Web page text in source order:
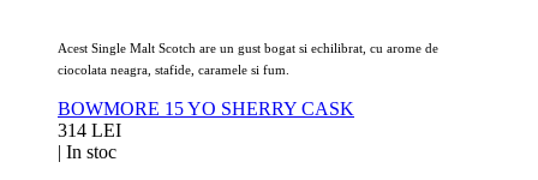
Acest Single Malt Scotch are un gust bogat si echilibrat, cu arome de
ciocolata neagra, stafide, caramele si fum.
BOWMORE 15 YO SHERRY CASK
314 LEI
| In stoc